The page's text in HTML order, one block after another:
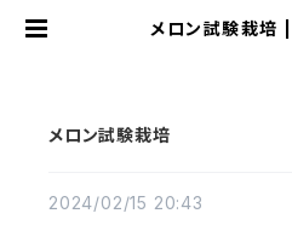
メロン試験栽培
メロン試験栽培
2024/02/15 20:43